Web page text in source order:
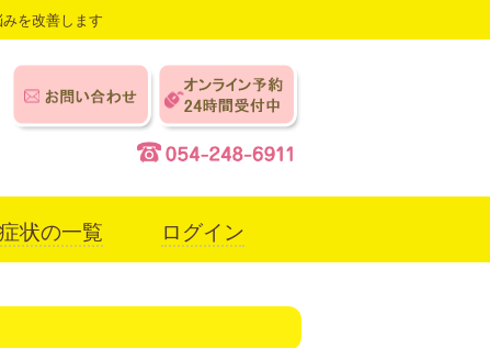
を改善します
状の一覧 ログイン